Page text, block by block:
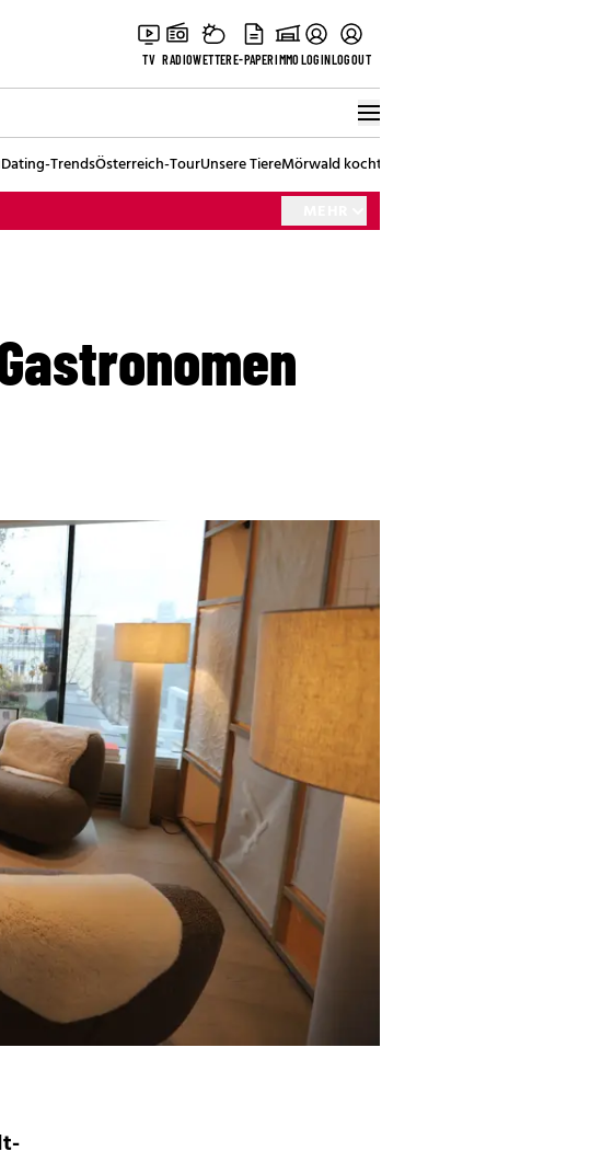
TV RADIOWETTERE-PAPERIMMOLOGINLOGOUT
Dating-TrendsÖsterreich-TourUnsere TiereMörwald kocht